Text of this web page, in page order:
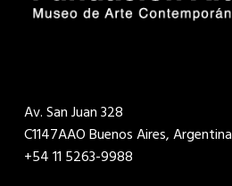
Av. San Juan 328
C1147AAO Buenos Aires, Argentina
+54 11 5263-9988